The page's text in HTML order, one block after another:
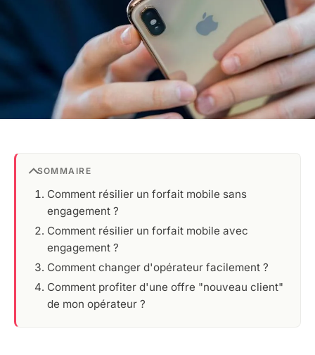
SOMMAIRE
Comment résilier un forfait mobile sans
engagement ?
Comment résilier un forfait mobile avec
engagement ?
Comment changer d'opérateur facilement ?
Comment profiter d'une offre "nouveau client"
de mon opérateur ?